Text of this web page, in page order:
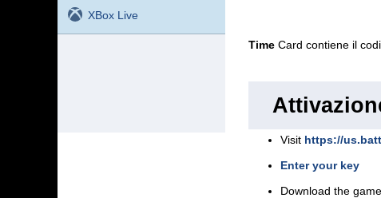
XBox Live
TimeCard contiene il
Visit https://
Enter your key
Download the